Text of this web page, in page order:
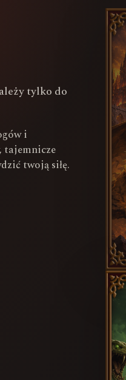
tylko do
i
tajemnicze
twoją siłę.